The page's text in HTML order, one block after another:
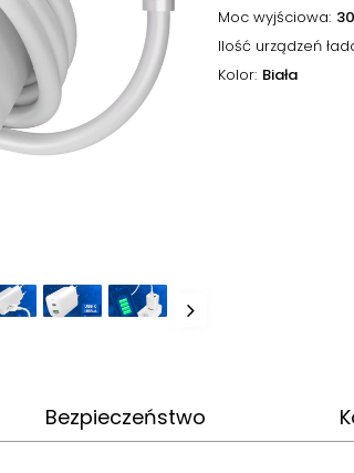
Moc wyjściowa
Ilość urządzeń
Kolor Biała
Bezpieczeństwo